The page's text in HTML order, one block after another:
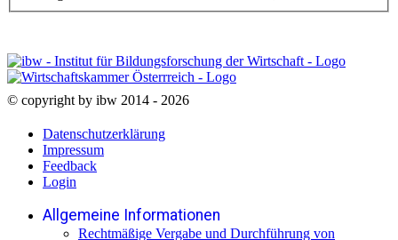
© copyright by ibw 2014 - 2026
Datenschutzerklärung
Impressum
Feedback
Login
Allgemeine Informationen
Rechtmäßige Vergabe und Durchführung von